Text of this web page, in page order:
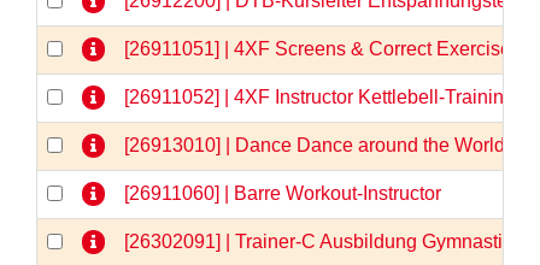
[26911051] | 4XF Screens & Correct Exercises
[26911052] | 4XF Instructor Kettlebell-Training
[26913010] | Dance Dance around the World
[26911060] | Barre Workout-Instructor
[26302091] | Trainer-C Ausbildung Gymnastik/